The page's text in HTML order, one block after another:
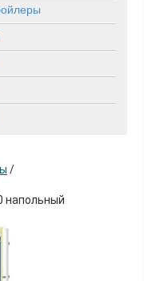
/
напольный